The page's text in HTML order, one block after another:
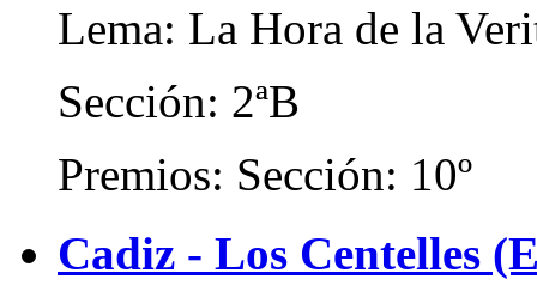
Lema: La Hora de la
Sección: 2ªB
Premios: Sección: 10º
Cadiz - Los Centelles